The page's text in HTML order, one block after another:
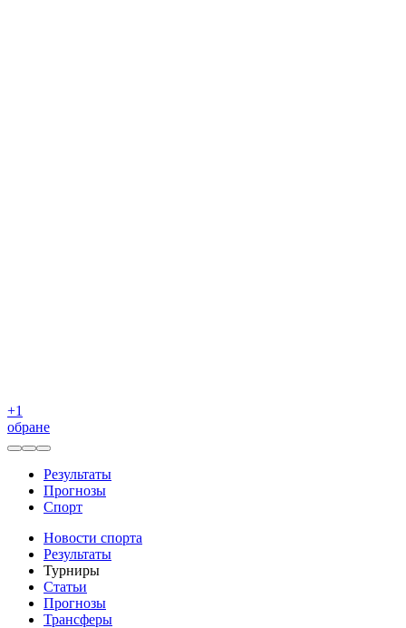
+1
обране
Результаты
Прогнозы
Спорт
Новости спорта
Результаты
Турниры
Статьи
Прогнозы
Трансферы